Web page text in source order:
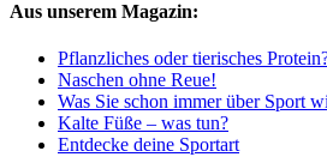
Aus unserem Magazin:
Pflanzliches oder tierisches
Naschen ohne Reue!
Was Sie schon immer über Sport
Kalte Füße – was tun?
Entdecke deine Sportart